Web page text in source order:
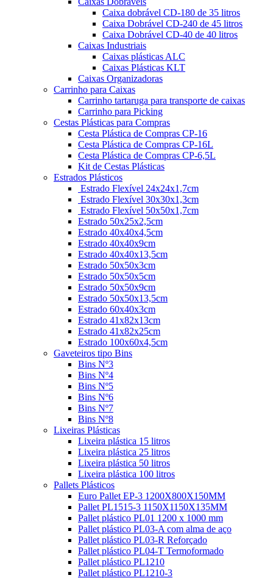
Caixa dobrável CD-180 de 35 litros
Caixa Dobrável CD-240 de 45 litros
Caixa Dobrável CD-40 de 40 litros
Caixas Industriais
Caixas plásticas ALC
Caixas Plásticas KLT
Caixas Organizadoras
Carrinho para Caixas
Carrinho tartaruga para transporte de caixas
Carrinho para Picking
Cestas Plásticas para Compras
Cesta Plástica de Compras CP-16
Cesta Plástica de Compras CP-16L
Cesta Plástica de Compras CP-6,5L
Kit de Cestas Plásticas
Estrados Plásticos
Estrado Flexível 24x24x1,7cm
Estrado Flexível 30x30x1,3cm
Estrado Flexível 50x50x1,7cm
Estrado 50x25x2,5cm
Estrado 40x40x4,5cm
Estrado 40x40x9cm
Estrado 40x40x13,5cm
Estrado 50x50x3cm
Estrado 50x50x5cm
Estrado 50x50x9cm
Estrado 50x50x13,5cm
Estrado 60x40x3cm
Estrado 41x82x13cm
Estrado 41x82x25cm
Estrado 100x60x4,5cm
Gaveteiros tipo Bins
Bins Nº3
Bins Nº4
Bins Nº5
Bins Nº6
Bins Nº7
Bins Nº8
Lixeiras Plásticas
Lixeira plástica 15 litros
Lixeira plástica 25 litros
Lixeira plástica 50 litros
Lixeira plástica 100 litros
Pallets Plásticos
Euro Pallet EP-3 1200X800X150MM
Pallet PL1515-3 1150X1150X135MM
Pallet plástico PL01 1200 x 1000 mm
Pallet plástico PL03-A com alma de aço
Pallet plástico PL03-R Reforçado
Pallet plástico PL04-T Termoformado
Pallet plástico PL1210
Pallet plástico PL1210-3